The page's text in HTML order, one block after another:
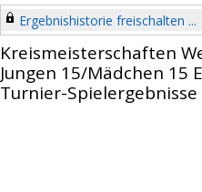
Ergebnishistorie freischalten ...
Kreismeisterschaften
Jungen 15/Mädchen 15
Turnier-Spielergebnisse